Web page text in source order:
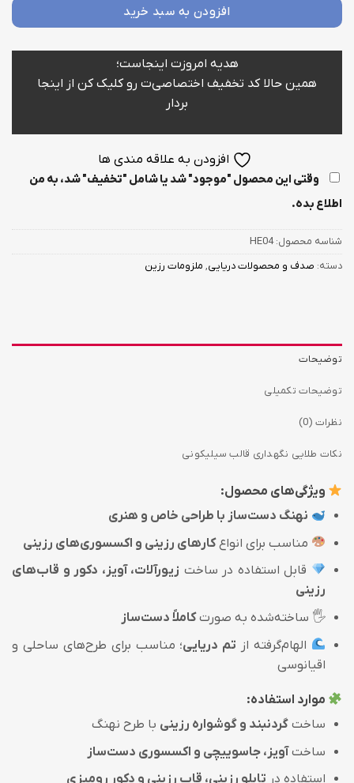
افزودن به سبد خرید
هدیه امروزت اینجاست؛
همین حالا کد تخفیف اختصاصی‌ت رو کلیک کن از اینجا
بردار
افزودن به علاقه مندی ها
وقتی این محصول "موجود" شد یا شامل "تخفیف" شد، به من
اطلاع بده.
شناسه محصول:HE04
دسته: صدف و محصولات دریایی, ملزومات رزین
توضیحات
توضیحات تکمیلی
نظرات (0)
نکات طلایی نگهداری قالب سیلیکونی
ویژگی‌های محصول:
نهنگ دست‌ساز با طراحی خاص و هنری
مناسب برای انواعکارهای رزینی و اکسسوری‌های رزینی
قابل استفاده در ساخت زیورآلات، آویز، دکور و قاب‌های
رزینی
🖐️ ساخته‌شده به صورتکاملاً دست‌ساز
الهام‌گرفته از تم دریایی؛ مناسب برای طرح‌های ساحلی و
اقیانوسی
موارد استفاده:
ساخت گردنبند و گوشواره رزینی با طرح نهنگ
ساختآویز، جاسوییچی و اکسسوری دست‌ساز
استفاده در تابلو رزینی، قاب رزینی و دکور رومیزی